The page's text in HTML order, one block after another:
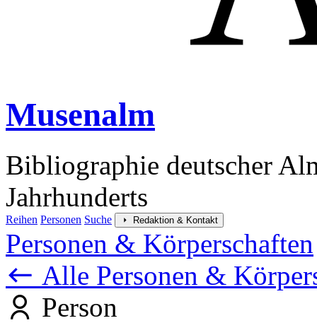
Musenalm
Bibliographie deutscher
Jahrhunderts
Reihen Personen Suche Redaktion & Kontakt
Personen & Körperschaften
Alle Personen &
Person